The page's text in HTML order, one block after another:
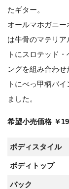
たギター。
オールマホガニ
は牛骨のマテリ
トにスロテッド
ングを組み合わ
トにべっ甲柄バ
ました。
希望小売価格 ￥
ボディスタイル
ボディトップ
バック